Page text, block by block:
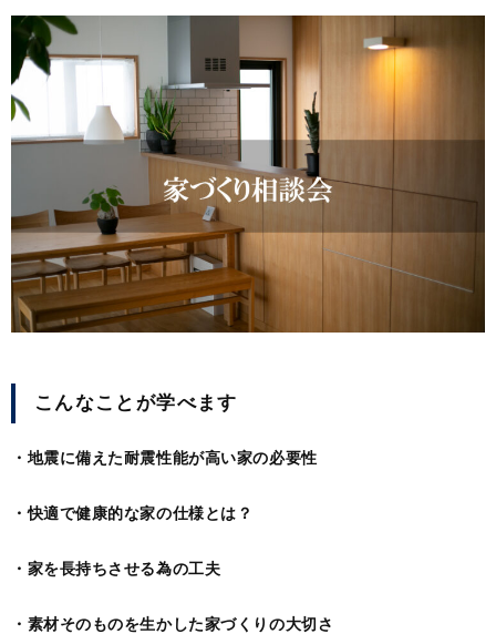
こんなことが学べます
・地震に備えた耐震性能が高い家の必要性
・快適で健康的な家の仕様とは？
・家を長持ちさせる為の工夫
・素材そのものを生かした家づくりの大切さ